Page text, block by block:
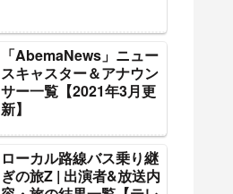
「AbemaNews」ニュー
スキャスター＆アナウン
サー一覧【2021年3月更
新】
ローカル路線バス乗り継
ぎの旅Z | 出演者&放送内